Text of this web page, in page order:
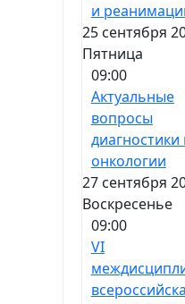
и
25 сентября
Пятница
09:00
Актуальные
вопросы
диагностики
онкологии
27 сентября
Воскресенье
09:00
VI